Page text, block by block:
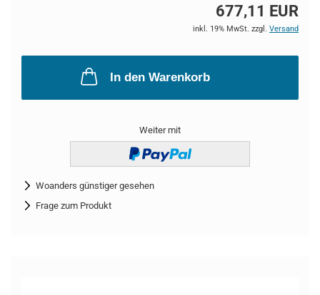
677,11 EUR
inkl. 19% MwSt. zzgl. Versand
In den Warenkorb
Weiter mit
Woanders günstiger gesehen
Frage zum Produkt